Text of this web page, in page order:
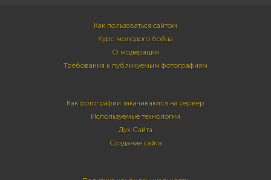
Как пользоваться сайтом
Курс молодого бойца
О модерации
Требования к публикуемым фотографиям
Как фотографии закачиваются на сервер
Используемые технологии
Дух Сайта
Создание сайта